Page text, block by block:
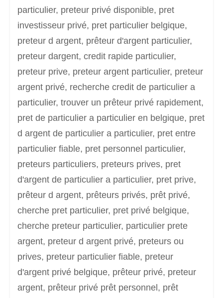
particulier, preteur privé disponible, pret
investisseur privé, pret particulier belgique,
preteur d argent, prêteur d'argent particulier,
preteur dargent, credit rapide particulier,
preteur prive, preteur argent particulier, preteur
argent privé, recherche credit de particulier a
particulier, trouver un prêteur privé rapidement,
pret de particulier a particulier en belgique, pret
d argent de particulier a particulier, pret entre
particulier fiable, pret personnel particulier,
preteurs particuliers, preteurs prives, pret
d'argent de particulier a particulier, pret prive,
prêteur d argent, prêteurs privés, prêt privé,
cherche pret particulier, pret privé belgique,
cherche preteur particulier, particulier prete
argent, preteur d argent privé, preteurs ou
prives, preteur particulier fiable, preteur
d'argent privé belgique, prêteur privé, preteur
argent, prêteur privé prêt personnel, prêt